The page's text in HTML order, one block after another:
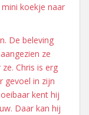
koekje naar
De beleving
ze
Chris is erg
gevoel in zijn
kent hij
Daar kan hij